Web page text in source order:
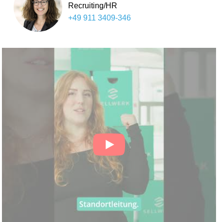
Recruiting/HR
+49 911 3409-346